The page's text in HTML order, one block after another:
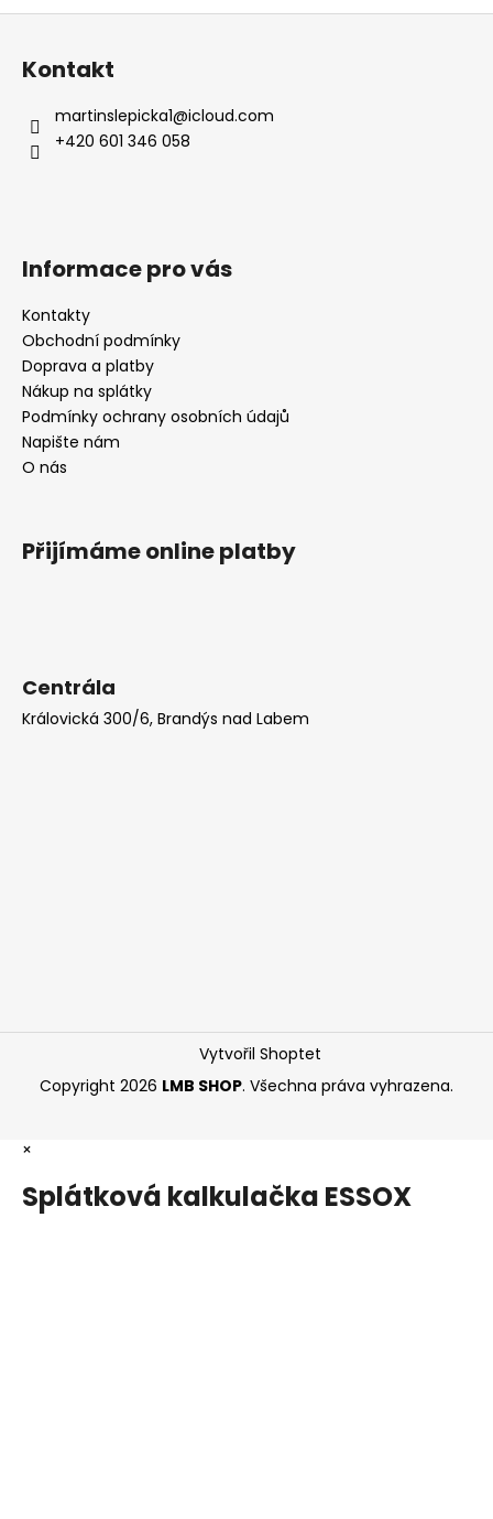
Z
Kontakt
martinslepicka1@icloud.com
+420 601 346 058
Informace pro vás
Kontakty
Obchodní podmínky
Doprava a platby
Nákup na splátky
Podmínky ochrany osobních údajů
Napište nám
O nás
Přijímáme online platby
Centrála
Královická 300/6, Brandýs nad Labem
Vytvořil Shoptet
Copyright 2026 LMB SHOP. Všechna práva vyhrazena.
×
Splátková kalkulačka ESSOX